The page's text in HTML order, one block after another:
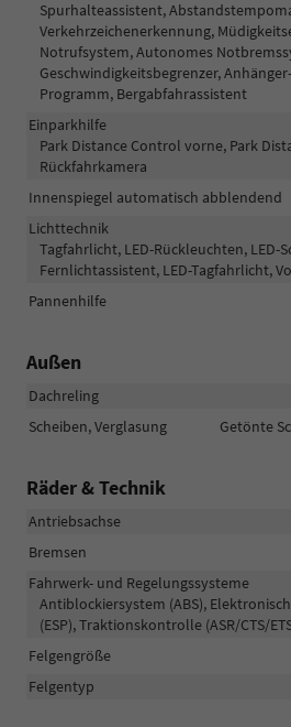
Spurhalteassistent,
Verkehrzeichenerkennung,
Notrufsystem, Autonomes
Geschwindigkeitsbegrenzer,
Programm, Bergabfahrassistent
Einparkhilfe
Park Distance Control vorne, Park
Rückfahrkamera
Innenspiegel automatisch abblendend
Lichttechnik
Tagfahrlicht, LED-Rückleuchten, LED-
Fernlichtassistent, LED-Tagfahrlicht,
Pannenhilfe
Außen
Dachreling
Scheiben, Verglasung
Getönte
Räder & Technik
Antriebsachse
Bremsen
Fahrwerk- und Regelungssysteme
Antiblockiersystem (ABS),
(ESP), Traktionskontrolle (ASR/CTS/
Felgengröße
Felgentyp